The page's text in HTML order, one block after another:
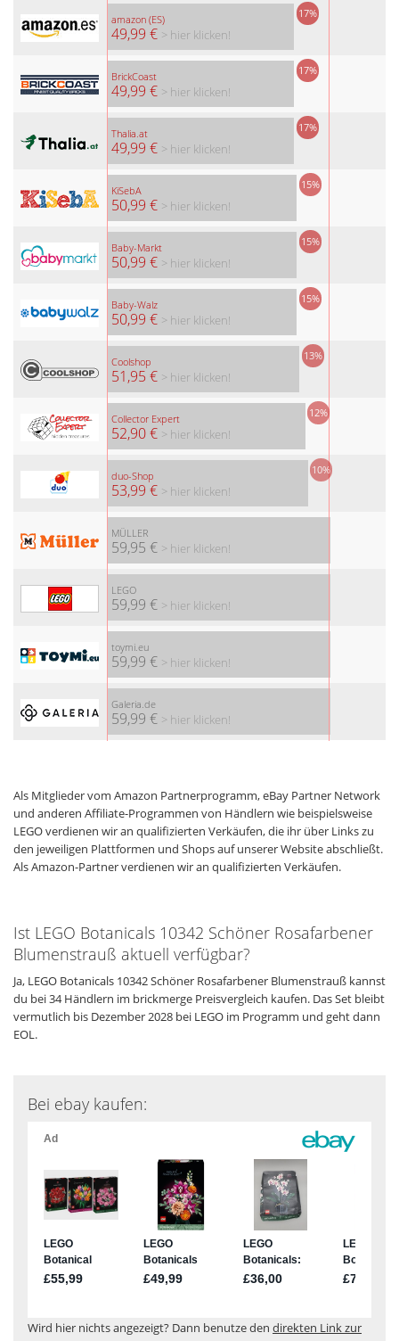
amazon (ES)
49,99 €
17%
> hier klicken!
BrickCoast
49,99 €
17%
> hier klicken!
Thalia.at
49,99 €
17%
> hier klicken!
KiSebA
50,99 €
15%
> hier klicken!
Baby-Markt
50,99 €
15%
> hier klicken!
Baby-Walz
50,99 €
15%
> hier klicken!
Coolshop
51,95 €
13%
> hier klicken!
Collector Expert
52,90 €
12%
> hier klicken!
duo-Shop
53,99 €
10%
> hier klicken!
MÜLLER
59,95 € > hier klicken!
LEGO
59,99 € > hier klicken!
toymi.eu
59,99 € > hier klicken!
Galeria.de
59,99 € > hier klicken!
Als Mitglieder vom Amazon Partnerprogramm, eBay Partner Network
und anderen Affiliate-Programmen von Händlern wie beispielsweise
LEGO verdienen wir an qualifizierten Verkäufen, die ihr über Links zu
den jeweiligen Plattformen und Shops auf unserer Website abschließt.
Als Amazon-Partner verdienen wir an qualifizierten Verkäufen.
Ist LEGO Botanicals 10342 Schöner Rosafarbener
Blumenstrauß aktuell verfügbar?
Ja, LEGO Botanicals 10342 Schöner Rosafarbener Blumenstrauß kannst
du bei 34 Händlern im brickmerge Preisvergleich kaufen. Das Set bleibt
vermutlich bis Dezember 2028 bei LEGO im Programm und geht dann
EOL.
Bei ebay kaufen:
Wird hier nichts angezeigt? Dann benutze den direkten Link zur